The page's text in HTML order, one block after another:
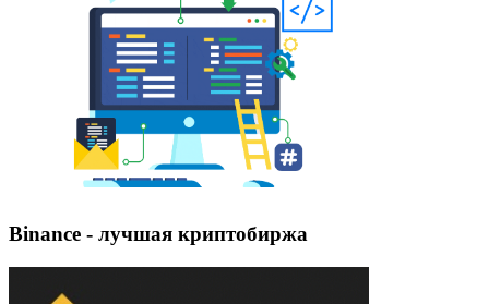
Binance - лучшая криптобиржа